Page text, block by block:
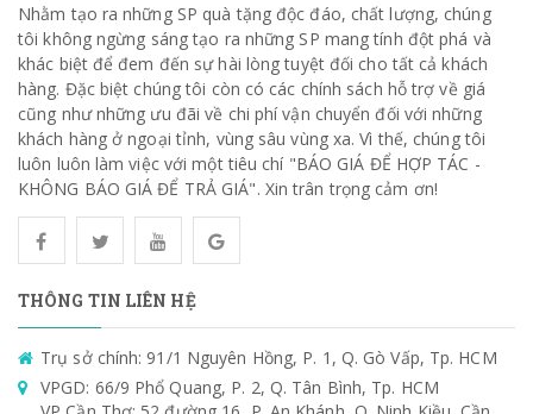
Nhằm tạo ra những SP quà tặng độc đáo, chất lượng, chúng
tôi không ngừng sáng tạo ra những SP mang tính đột phá và
khác biệt để đem đến sự hài lòng tuyệt đối cho tất cả khách
hàng. Đặc biệt chúng tôi còn có các chính sách hỗ trợ về giá
cũng như những ưu đãi về chi phí vận chuyển đối với những
khách hàng ở ngoại tỉnh, vùng sâu vùng xa. Vì thế, chúng tôi
luôn luôn làm việc với một tiêu chí "BÁO GIÁ ĐỂ HỢP TÁC -
KHÔNG BÁO GIÁ ĐỂ TRẢ GIÁ". Xin trân trọng cảm ơn!
THÔNG TIN LIÊN HỆ
Trụ sở chính: 91/1 Nguyên Hồng, P. 1, Q. Gò Vấp, Tp. HCM
VPGD: 66/9 Phổ Quang, P. 2, Q. Tân Bình, Tp. HCM